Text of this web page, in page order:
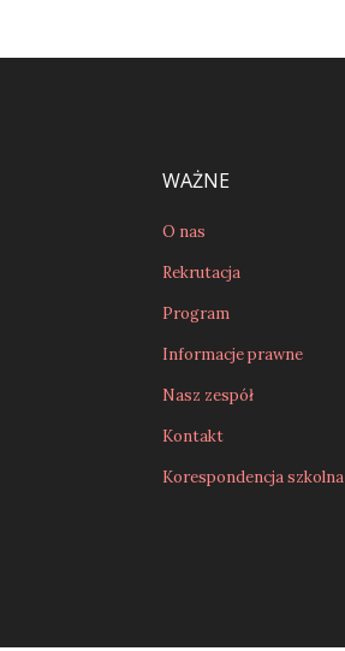
WAŻNE
O nas
Rekrutacja
Program
Informacje prawne
Nasz zespół
Kontakt
Korespondencja szkolna